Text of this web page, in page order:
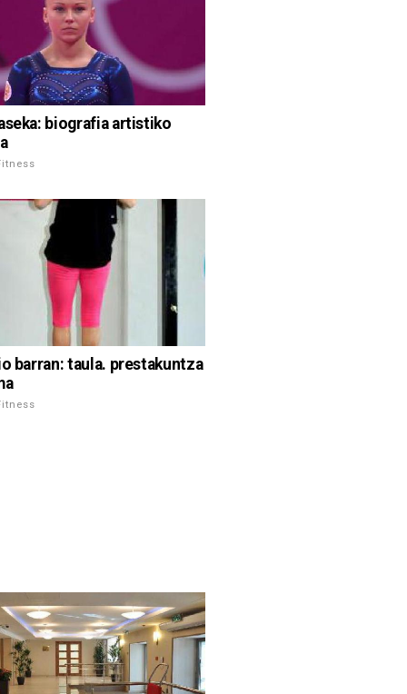
biografia artistiko
barran: taula. prestakuntza